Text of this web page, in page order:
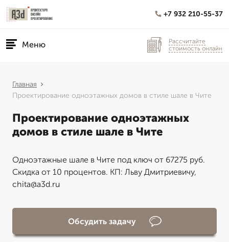
+7 932 210-55-37
Меню
Рассчитайте
стоимость онлайн
Главная
Проектирование одноэтажных домов в стиле шале в Чите
Проектирование одноэтажных
домов в стиле шале в Чите
Одноэтажные шале в Чите под ключ от 67275 руб.
Скидка от 10 процентов. КП: Льву Дмитриевичу,
chita@a3d.ru
Обсудить задачу